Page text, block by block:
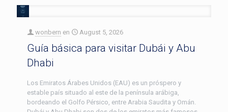
wonbern en August 5, 2026
Guía básica para visitar Dubái y Abu
Dhabi
Los Emiratos Árabes Unidos (EAU) es un próspero y
estable país situado al este de la península arábiga,
bordeando el Golfo Pérsico, entre Arabia Saudita y Omán.